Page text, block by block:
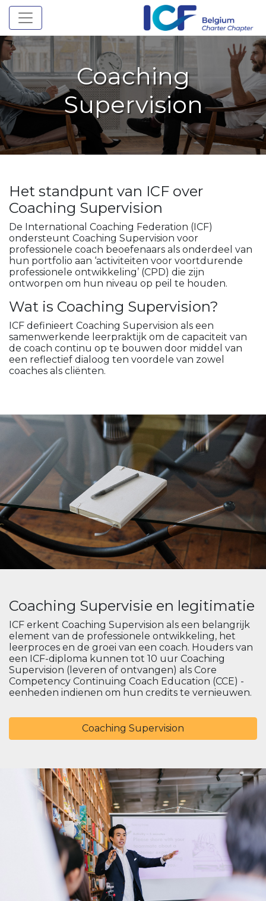
Toggle navigation
Coaching
Supervision
Het standpunt van ICF over
Coaching Supervision
De International Coaching Federation (ICF)
ondersteunt Coaching Supervision voor
professionele coach beoefenaars als onderdeel van
hun portfolio aan ‘activiteiten voor voortdurende
professionele ontwikkeling’ (CPD) die zijn
ontworpen om hun niveau op peil te houden.
Wat is Coaching Supervision?
ICF definieert Coaching Supervision als een
samenwerkende leerpraktijk om de capaciteit van
de coach continu op te bouwen door middel van
een reflectief dialoog ten voordele van zowel
coaches als cliënten.
Coaching Supervisie en legitimatie
ICF erkent Coaching Supervision als een belangrijk
element van de professionele ontwikkeling, het
leerproces en de groei van een coach. Houders van
een ICF-diploma kunnen tot 10 uur Coaching
Supervision (leveren of ontvangen) als Core
Competency Continuing Coach Education (CCE) -
eenheden indienen om hun credits te vernieuwen.
Coaching Supervision